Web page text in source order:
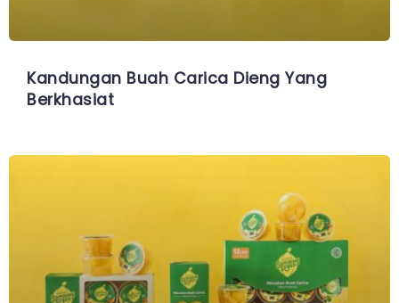
Kandungan Buah Carica Dieng Yang
Berkhasiat